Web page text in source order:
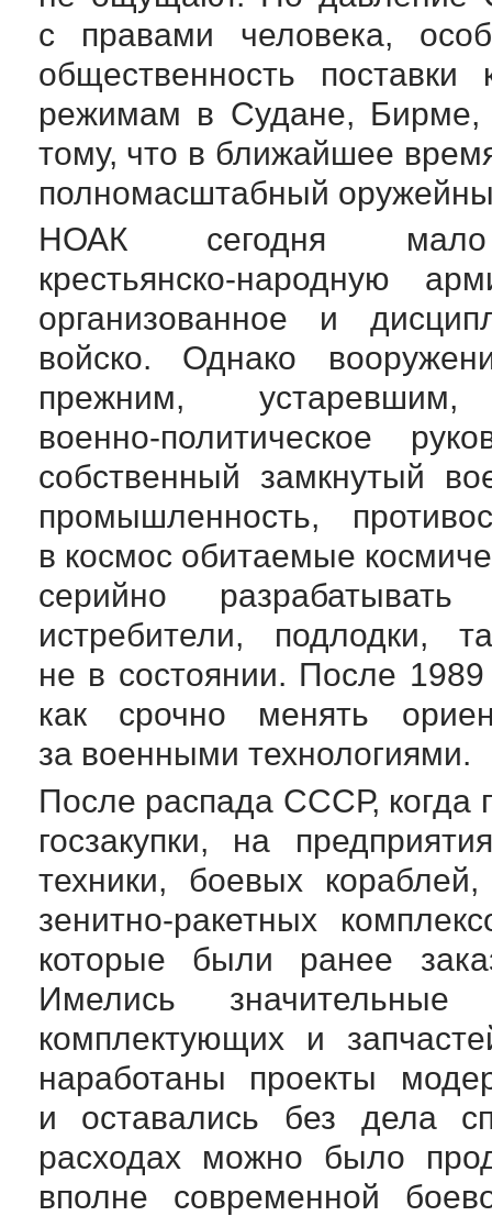
с правами человека,
общественность поставки
режимам в Судане, Бирме,
тому, что в ближайшее
полномасштабный
НОАК сегодня
крестьянско-народную
организованное и
войско. Однако
прежним,
военно-политическое
собственный замкнутый
промышленность,
в космос обитаемые
серийно
истребители, подлодки,
не в состоянии. После
как срочно менять
за военными технологиями.
После распада СССР, когда
госзакупки, на
техники, боевых
зенитно-ракетных
которые были ранее
Имелись значительные
комплектующих и
наработаны проекты
и оставались без дела
расходах можно было
вполне современной